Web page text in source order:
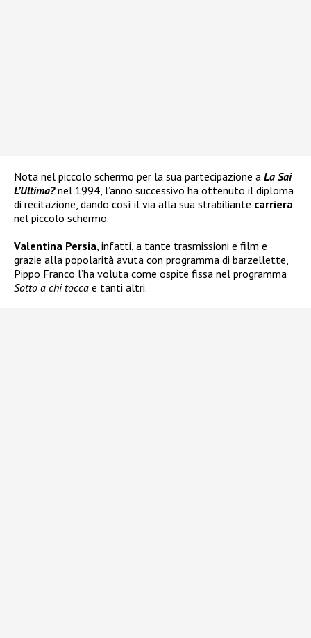
Nota nel piccolo schermo per la sua partecipazione a La Sai
L’Ultima?nel 1994, l’anno successivo ha ottenuto il diploma
di recitazione, dando così il via alla sua strabiliante carriera
nel piccolo schermo.
Valentina Persia, infatti, a tante trasmissioni e film e
grazie alla popolarità avuta con programma di barzellette,
Pippo Franco l’ha voluta come ospite fissa nel programma
Sotto a chi tocca e tanti altri.